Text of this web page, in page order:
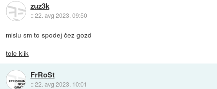
zuz3k
::22. avg 2023, 09:50
mislu sm to spodej čez gozd
tole klik
FrRoSt
::22. avg 2023, 10:01